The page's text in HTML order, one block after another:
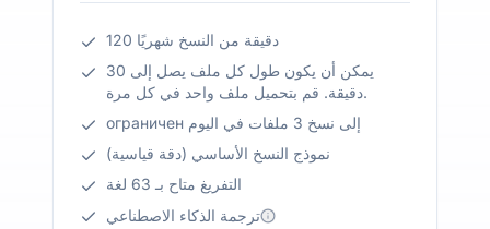
120 دقيقة من النسخ شهريًا
يمكن أن يكون طول كل ملف يصل إلى 30
دقيقة. قم بتحميل ملف واحد في كل مرة.
ограничен إلى نسخ 3 ملفات في اليوم
نموذج النسخ الأساسي (دقة قياسية)
التفريغ متاح بـ 63 لغة
ترجمة الذكاء الاصطناعي